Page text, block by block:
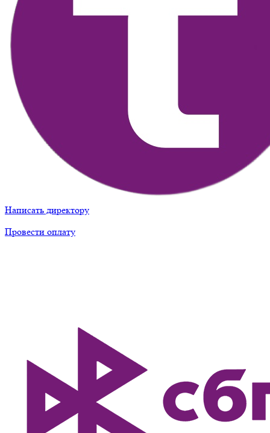
Написать директору
Провести оплату